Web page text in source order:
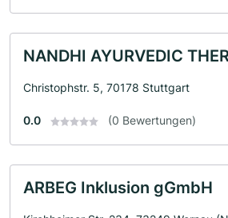
NANDHI AYURVEDIC
Christophstr. 5, 70178 Stuttgart
0.0 (0 Bewertungen)
ARBEG Inklusion gGmbH